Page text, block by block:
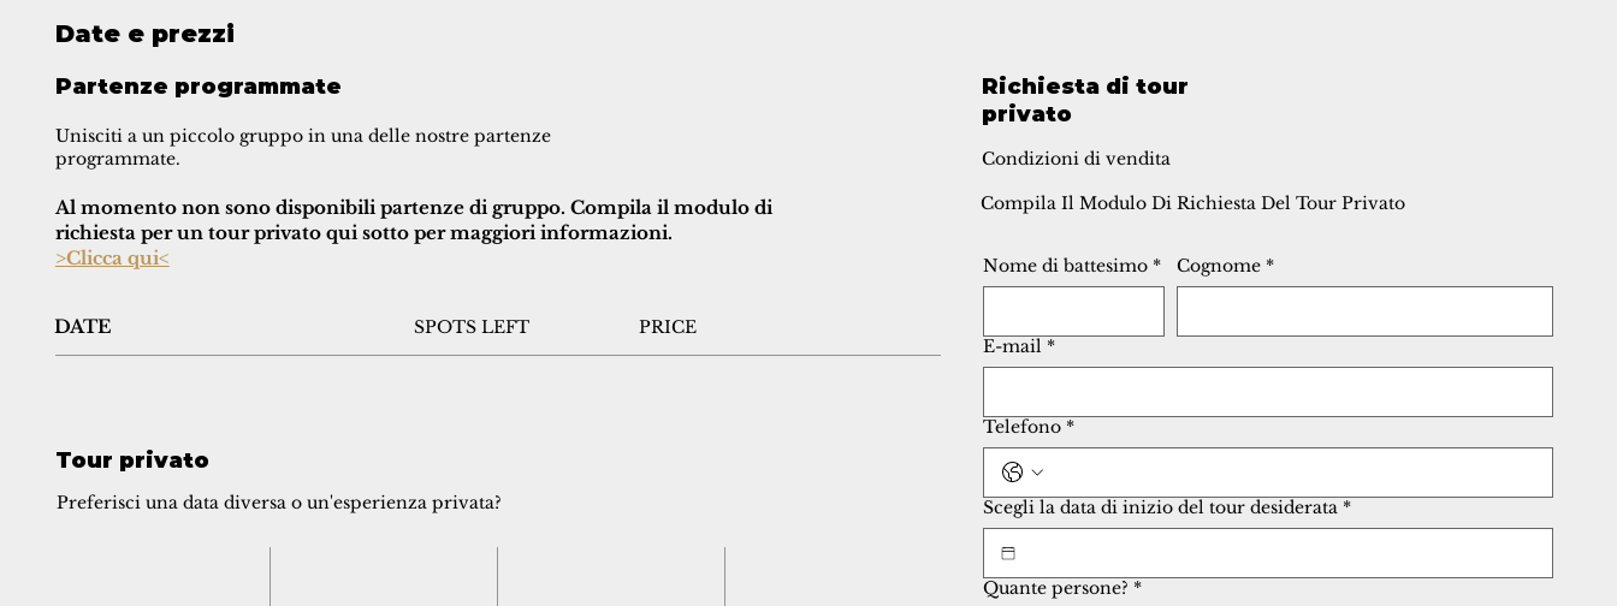
Date e prezzi
Partenze programmate
Unisciti a un piccolo gruppo in una delle nostre partenze
programmate.
Al momento non sono disponibili partenze di gruppo. Compila il modulo di
richiesta per un tour privato qui sotto per maggiori informazioni.
>Clicca qui<
DATE SPOTS LEFT PRICE
Tour privato
Preferisci una data diversa o un'esperienza privata?
Richiesta di tour
privato
Condizioni di vendita
Compila Il Modulo Di Richiesta Del Tour Privato
Nome di battesimo * Cognome *
E-mail *
Telefono *
Scegli la data di inizio del tour desiderata *
Quante persone? *